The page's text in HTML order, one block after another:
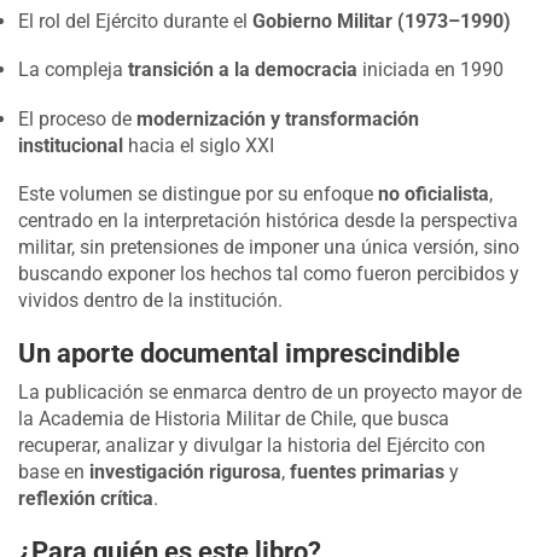
El rol del Ejército durante el Gobierno Militar (1973–1990)
La compleja transición a la democracia iniciada en 1990
El proceso de modernización y transformación
institucional hacia el siglo XXI
Este volumen se distingue por su enfoque no oficialista,
centrado en la interpretación histórica desde la perspectiva
militar, sin pretensiones de imponer una única versión, sino
buscando exponer los hechos tal como fueron percibidos y
vividos dentro de la institución.
Un aporte documental imprescindible
La publicación se enmarca dentro de un proyecto mayor de
la Academia de Historia Militar de Chile, que busca
recuperar, analizar y divulgar la historia del Ejército con
base en investigación rigurosa, fuentes primarias y
reflexión crítica.
¿Para quién es este libro?